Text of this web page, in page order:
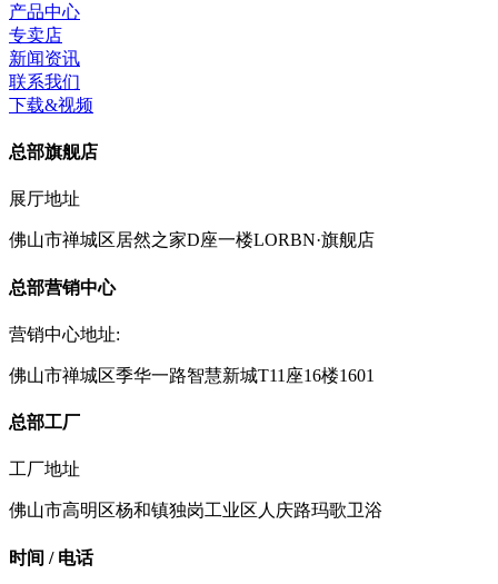
产品中心
专卖店
新闻资讯
联系我们
下载&视频
总部旗舰店
展厅地址
佛山市禅城区居然之家D座一楼LORBN·旗舰店
总部营销中心
营销中心地址:
佛山市禅城区季华一路智慧新城T11座16楼1601
总部工厂
工厂地址
佛山市高明区杨和镇独岗工业区人庆路玛歌卫浴
时间 / 电话